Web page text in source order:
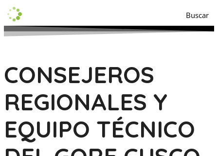
Buscar
CONSEJEROS
REGIONALES Y
EQUIPO TÉCNICO